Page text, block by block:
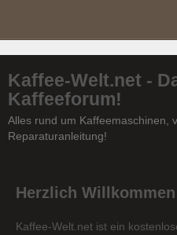
Kaffee-Welt.net -
Kaffeeforum!
Alles rund um Kaffeemaschinen,
Reparaturanleitung!
Herzlich
Kaffee-Welt.net ist ein